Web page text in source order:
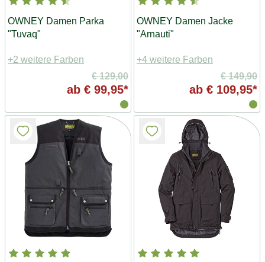
OWNEY Damen Parka
"Tuvaq"
+2 weitere Farben
€ 129,00
ab € 99,95*
OWNEY Damen Jacke
"Arnauti"
+4 weitere Farben
€ 149,90
ab € 109,95*